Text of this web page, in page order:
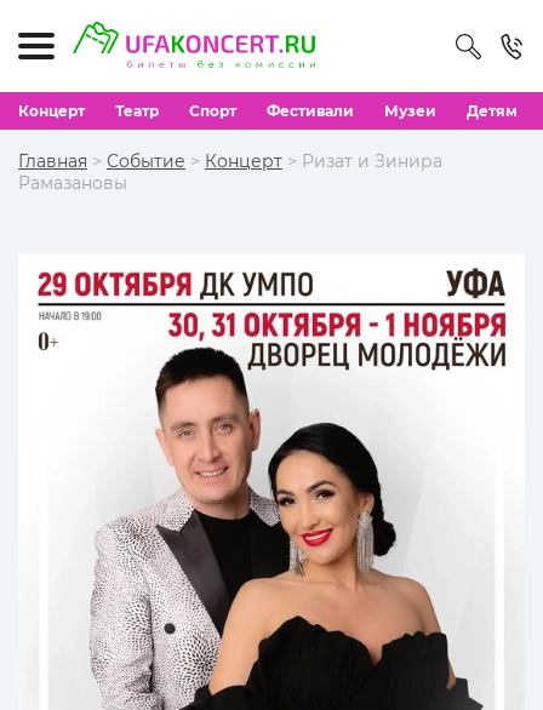
Концерт Театр Спорт Фестивали Музеи Детям
Главная > Событие > Концерт > Ризат и Зинира
Рамазановы